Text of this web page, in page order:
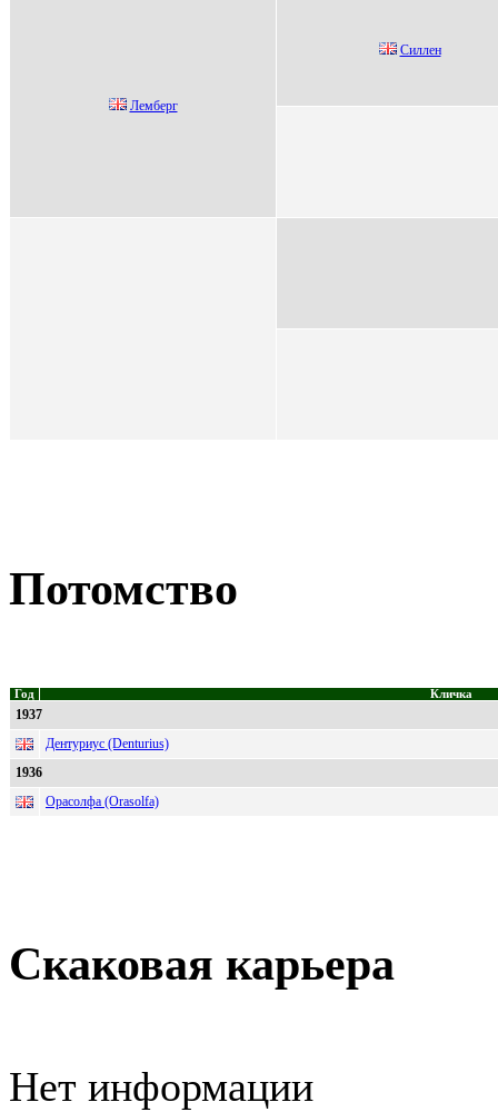
Лемберг
Cиллен
Потомство
Год Кличка
1937
Дентуриус (Denturius)
1936
Орасолфа (Orasolfa)
Скаковая карьера
Нет информации